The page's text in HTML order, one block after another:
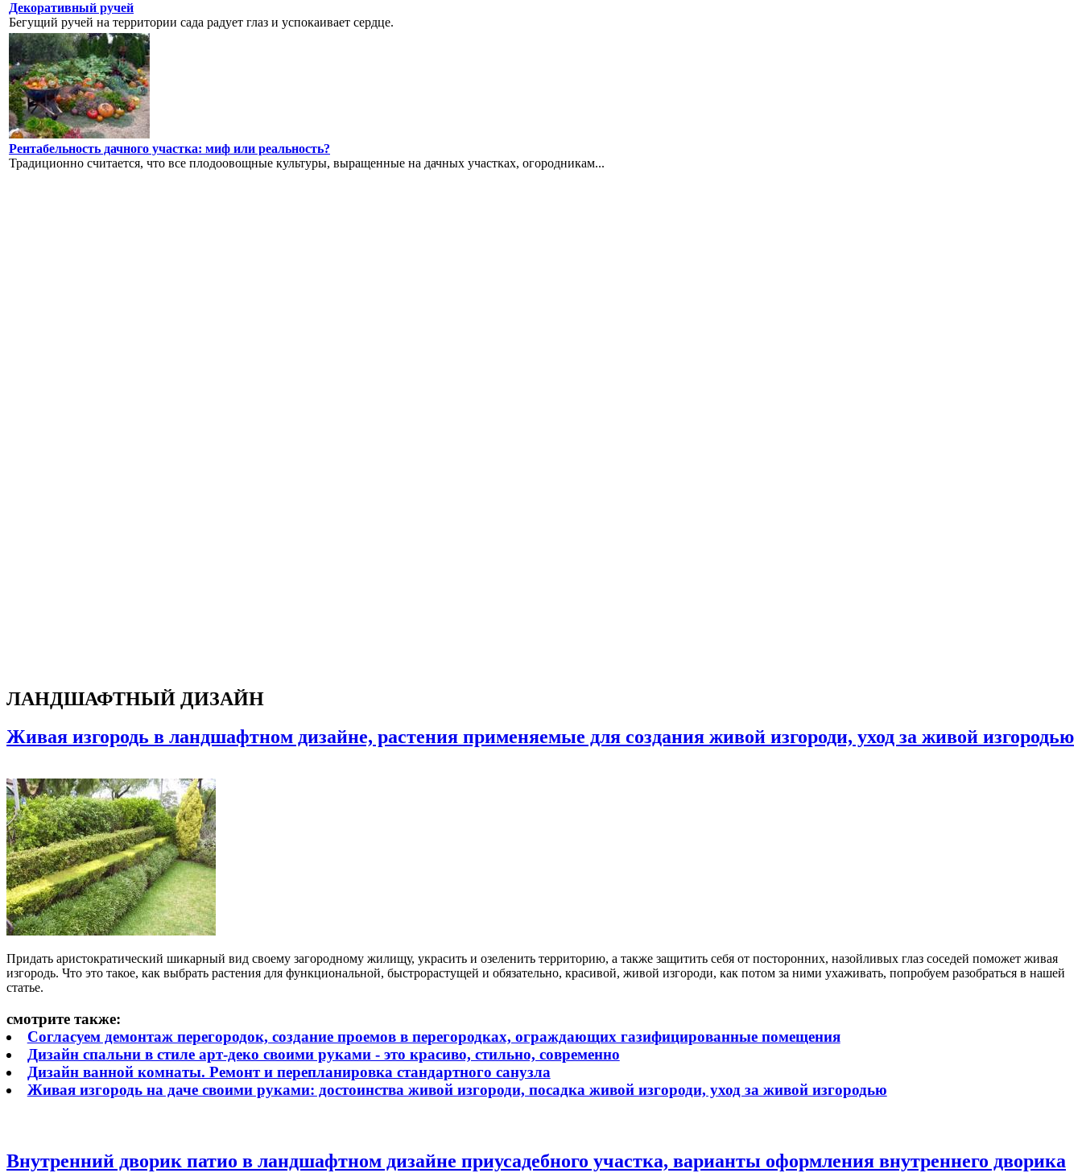
Декоративный ручей
Бегущий ручей на территории сада радует глаз и успокаивает сердце.
Рентабельность дачного участка: миф или реальность?
Традиционно считается, что все плодоовощные культуры, выращенные на дачных участках, огородникам...
ЛАНДШАФТНЫЙ ДИЗАЙН
Живая изгородь в ландшафтном дизайне, растения применяемые для создания живой изгороди, уход за живой изгородью
Придать аристократический шикарный вид своему загородному жилищу, украсить и озеленить территорию, а также защитить себя от посторонних, назойливых глаз соседей поможет живая
изгородь. Что это такое, как выбрать растения для функциональной, быстрорастущей и обязательно, красивой, живой изгороди, как потом за ними ухаживать, попробуем разобраться в нашей
статье.
смотрите также:
Согласуем демонтаж перегородок, создание проемов в перегородках, ограждающих газифицированные помещения
Дизайн спальни в стиле арт-деко своими руками - это красиво, стильно, современно
Дизайн ванной комнаты. Ремонт и перепланировка стандартного санузла
Живая изгородь на даче своими руками: достоинства живой изгороди, посадка живой изгороди, уход за живой изгородью
Внутренний дворик патио в ландшафтном дизайне приусадебного участка, варианты оформления внутреннего дворика